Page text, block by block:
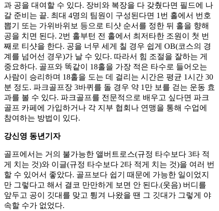
과 공을 대여할 수 있다. 장비와 복장을 다 갖췄다면 필드에 나
갈 준비는 끝. 최대 4명의 팀원이 구성된다면 1번 홀에서 번호
뽑기 또는 가위바위보 등으로 티샷 순서를 정한 뒤 홀을 향해
공을 치면 된다. 2번 홀부턴 전 홀에서 최저타한 조원이 첫 번
째로 티샷을 한다. 공을 너무 세게 칠 경우 쉽게 OB(코스의 경
계를 넘어선 경우)가 날 수 있다. 따라서 힘 조절을 잘하는 게
중요하다. 골프와 똑같이 18홀을 가장 적은 타수로 들어오는
사람이 승리하며 18홀을 도는 데 걸리는 시간은 평균 1시간 30
분 정도. 파크골프장 3바퀴를 돌 경우 약 1만 보를 걷는 운동 효
과를 볼 수 있다. 파크골프를 전문적으로 배우고 싶다면 파크
골프 카페에 가입하거나 각 지부 협회나 연맹을 통해 수업에
참여하는 방법이 있다.
강신영 동년기자
골프에서는 거의 불가능한 앨버트로스(규정 타수보다 3타 적
게 치는 것)와 이글(규정 타수보다 2타 적게 치는 것)을 여러 번
할 수 있어서 좋았다. 골프보다 쉽기 때문에 가능한 일이었지
만 그렇다고 해서 결코 만만하게 보면 안 된다.(웃음) 버디를
앞두고 공이 깃대를 맞고 튕겨 나왔을 땐 그 깃대가 그렇게 야
속할 수가 없었다.